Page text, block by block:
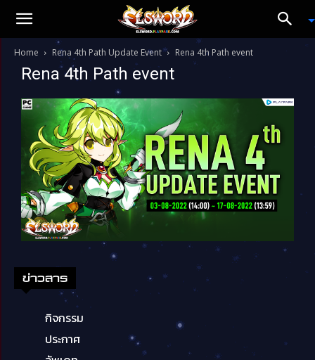
Home Rena 4th Path Update Event Rena 4th Path event
Rena 4th Path event
ข่าวสาร
กิจกรรม
ประกาศ